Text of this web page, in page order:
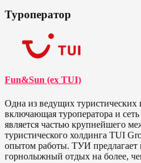
Туроператор
Fun&Sun (ex TUI)
Одна из ведущих
включающая туроператора и
является частью крупнейшего
туристического холдинга TUI
опытом работы. ТУИ
горнолыжный отдых на более,